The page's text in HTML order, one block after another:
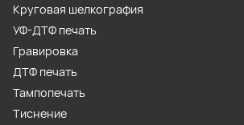
Круговая шелкография
УФ-ДТФ печать
Гравировка
ДТФ печать
Тампопечать
Тиснение